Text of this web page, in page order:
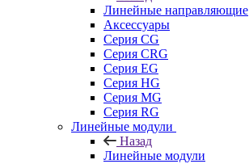
Линейные направляющие
Аксессуары
Серия CG
Серия CRG
Серия EG
Серия HG
Серия MG
Серия RG
Линейные модули
Назад
Линейные модули